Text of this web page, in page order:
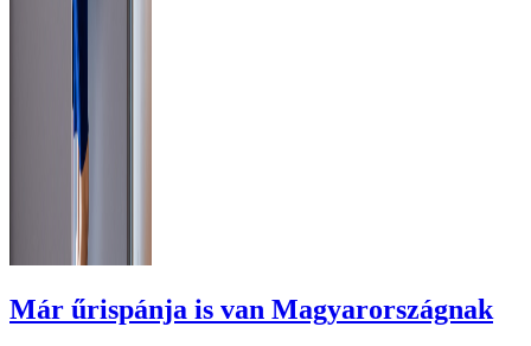
Már űrispánja is van Magyarországnak